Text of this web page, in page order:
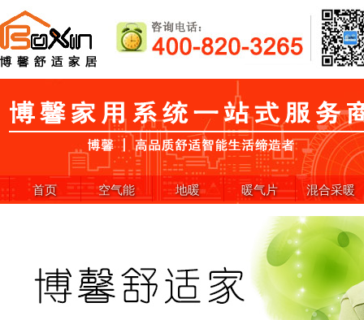
首页 空气能 地暖 暖气片 混合采暖